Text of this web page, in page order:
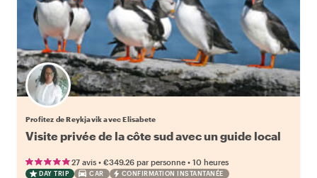
Profitez de Reykjavik avec Elisabete
Visite privée de la côte sud avec un guide local
27 avis • €349.26 par personne • 10 heures
DAY TRIP CAR
CONFIRMATION INSTANTANÉE